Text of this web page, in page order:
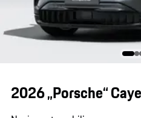
2026 „Porsche“